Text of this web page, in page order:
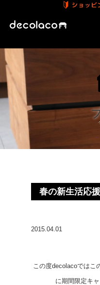
春の新生活応
2015.04.01
この度decolacoではこ
に期間限定キ